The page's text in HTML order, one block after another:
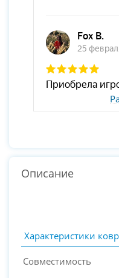
Описание
Характеристики
Совместимость